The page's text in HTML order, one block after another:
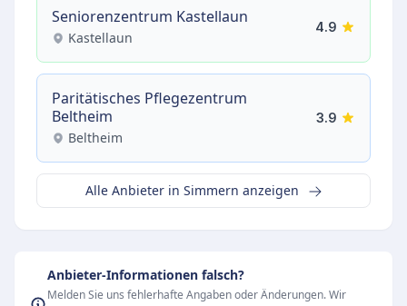
Seniorenzentrum Kastellaun
Kastellaun
4.9
Paritätisches Pflegezentrum
Beltheim
Beltheim
3.9
Alle Anbieter in Simmern anzeigen
Anbieter-Informationen falsch?
Melden Sie uns fehlerhafte Angaben oder Änderungen. Wir